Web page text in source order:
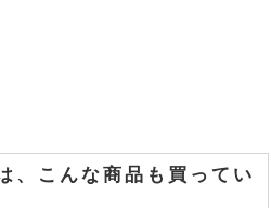
、こんな商品も買ってい